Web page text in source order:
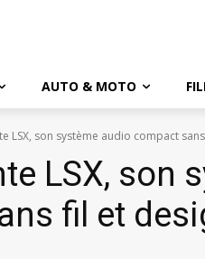
AUTO & MOTO
LSX, son système audio compact
LSX, son
fil et